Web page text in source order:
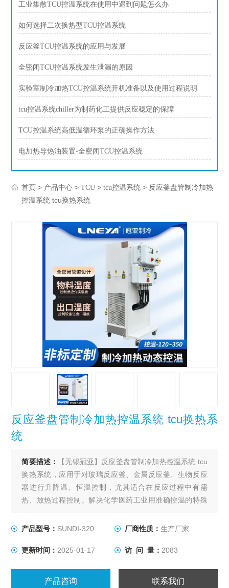
工业集散TCU控温系统在使用中遇到问题怎么办
如何选择二次换热型TCU控温系统
反应釜TCU控温系统的应用与发展
全密闭TCU控温系统发生泄漏的原因
实验室制冷加热TCU控温系统开机准备以及使用过程说明
tcu控温系统chiller为制药化工提供反应稳定的保障
TCU控温系统高低温循环泵的正确操作方法
电加热导热油装置-全密闭TCU控温系统
首页 > 产品中心 >TCU >tcu控温系统 > 反应釜盘管制冷加热
控温系统 tcu换热系统
反应釜盘管制冷加热控温系统 tcu换热系
统
简要描述：
【无锡冠亚】反应釜盘管制冷加热控温系统 tcu
换热系统，应用于对玻璃反应釜、金属反应釜、生物反应
器进行升降温、恒温控制，尤其适合在反应过程中有需
热、放热过程控制。解决化学医药工业用准确控温的特殊
程的加热及冷却、恒温系统。
产品型号： SUNDI-320 厂商性质： 生产厂家
更新时间： 2025-01-17 访 问 量： 2083
产品咨询 联系我们